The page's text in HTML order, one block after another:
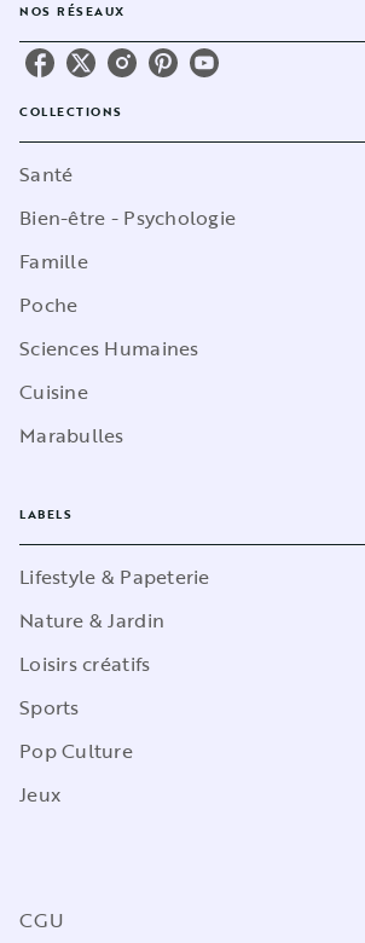
NOS RÉSEAUX
COLLECTIONS
Santé
Bien-être - Psychologie
Famille
Poche
Sciences Humaines
Cuisine
Marabulles
LABELS
Lifestyle & Papeterie
Nature & Jardin
Loisirs créatifs
Sports
Pop Culture
Jeux
CGU